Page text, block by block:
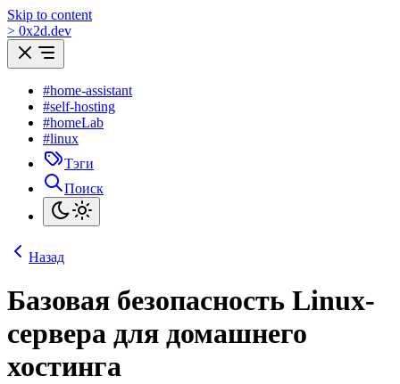
Skip to content
> 0x2d.dev
#home-assistant
#self-hosting
#homeLab
#linux
Тэги
Поиск
Назад
Базовая безопасность Linux-
сервера для домашнего
хостинга